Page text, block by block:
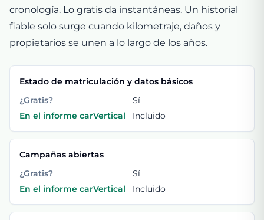
cronología. Lo gratis da instantáneas. Un historial
fiable solo surge cuando kilometraje, daños y
propietarios se unen a lo largo de los años.
Estado de matriculación y datos básicos
¿Gratis?
Sí
En el informe carVertical
Incluido
Campañas abiertas
¿Gratis?
Sí
En el informe carVertical
Incluido